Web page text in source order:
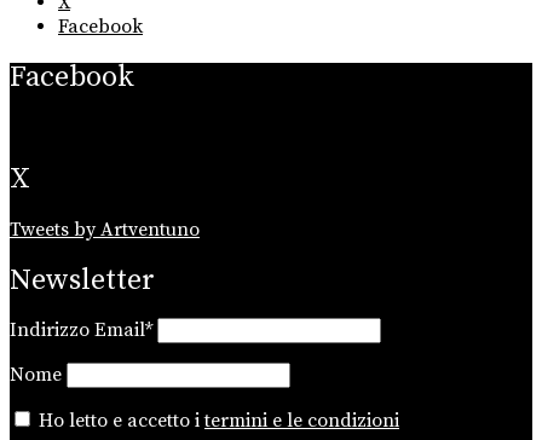
Facebook
Facebook
X
Tweets by Artventuno
Newsletter
Indirizzo Email*
Nome
Ho letto e accetto itermini e le condizioni